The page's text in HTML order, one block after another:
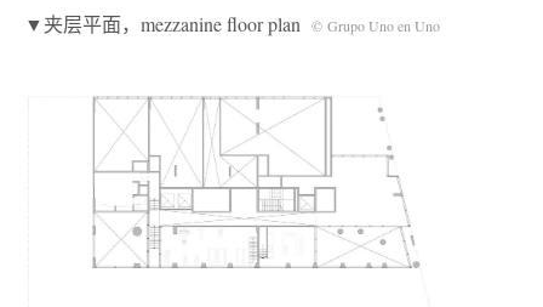
▼夹层平面，mezzanine floor plan © Grupo Uno en Uno